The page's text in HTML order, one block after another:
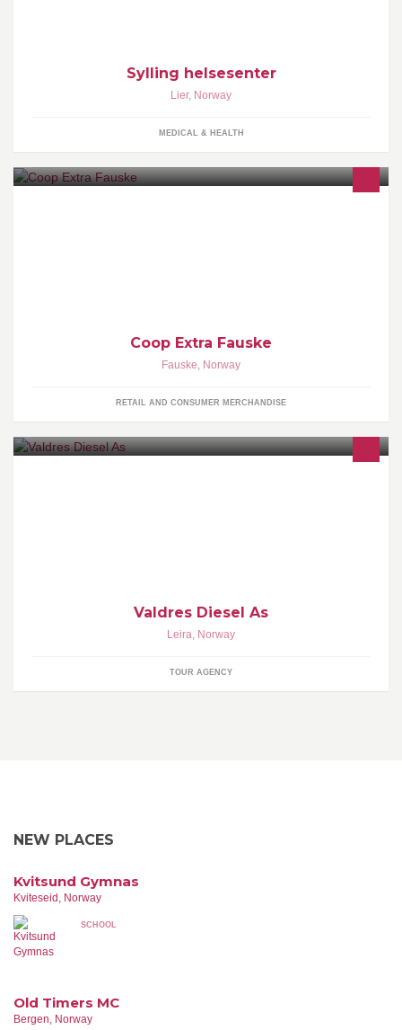
Sylling helsesenter
Lier, Norway
MEDICAL & HEALTH
Coop Extra Fauske
Fauske, Norway
RETAIL AND CONSUMER MERCHANDISE
Valdres Diesel As
Leira, Norway
TOUR AGENCY
NEW PLACES
Kvitsund Gymnas
Kviteseid, Norway
SCHOOL
Old Timers MC
Bergen, Norway